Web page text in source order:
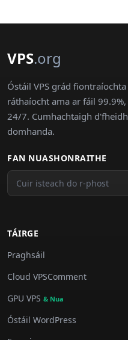
VPS.org
Óstáil VPS grád
ráthaíocht ama ar fáil
24/7. Cumhachtaigh
domhanda.
FAN NUASHONRAITHE
TÁIRGE
Praghsáil
Cloud VPSComment
GPU VPS & Nua
Óstáil WordPress